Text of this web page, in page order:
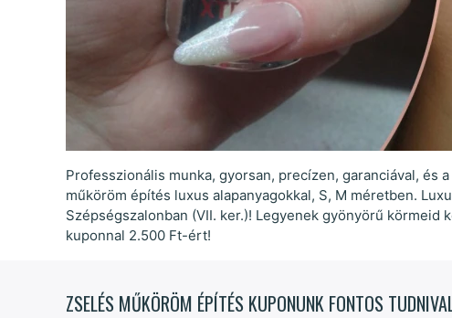
Professzionális munka, gyorsan, precízen, garanciával, és
műköröm építés luxus alapanyagokkal, S, M méretben.
Szépségszalonban (VII. ker.)! Legyenek gyönyörű körmeid
kuponnal 2.500 Ft-ért!
ZSELÉS MŰKÖRÖM ÉPÍTÉS KUPONUNK FONTOS